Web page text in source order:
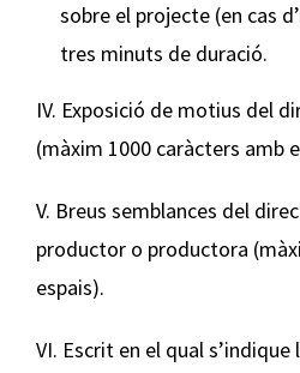
sobre el projecte (en cas
tres minuts de duració.
IV. Exposició de motius del
(màxim 1000 caràcters amb
V. Breus semblances del
productor o productora
espais).
VI. Escrit en el qual s’indique